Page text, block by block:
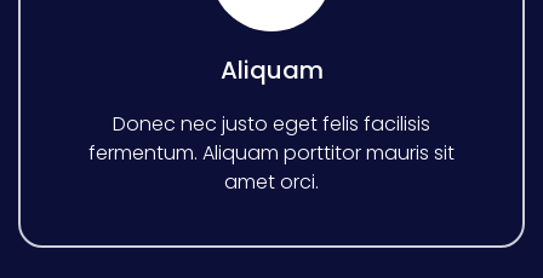
Aliquam
Donec nec justo eget felis facilisis
fermentum. Aliquam porttitor mauris sit
amet orci.